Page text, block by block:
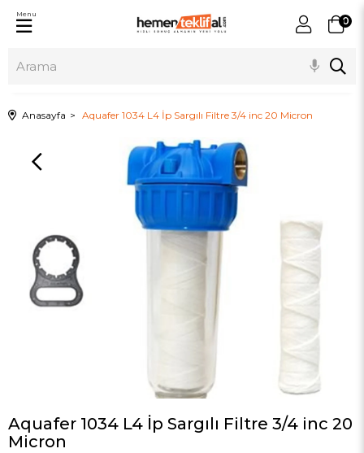
0
Menu
Anasayfa Aquafer 1034 L4 İp Sargılı Filtre 3/4 inc 20 Micron
Aquafer 1034 L4 İp Sargılı Filtre 3/4 inc 20
Micron